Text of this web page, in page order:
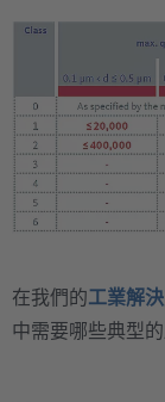
在我們的工業解
中需要哪些典型